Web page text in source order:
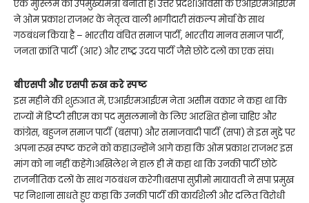
एक मुस्लिम को उपमुख्यमंत्री बनाती है। उत्तर प्रदेश।ओवैसी के एआईएमआईएम
ने ओम प्रकाश राजभर के नेतृत्व वाली भागीदारी संकल्प मोर्चा के साथ
गठबंधन किया है – भारतीय वंचित समाज पार्टी, भारतीय मानव समाज पार्टी,
जनता क्रांति पार्टी (आर) और राष्ट्र उदय पार्टी जैसे छोटे दलों का एक संघ।
बीएसपी और एसपी रुख करे स्पष्ट
इस महीने की शुरुआत में, एआईएमआईएम नेता असीम वकार ने कहा था कि
राज्यों में डिप्टी सीएम का पद मुसलमानों के लिए आरक्षित होना चाहिए और
कांग्रेस, बहुजन समाज पार्टी (बसपा) और समाजवादी पार्टी (सपा) से इस मुद्दे पर
अपना रुख स्पष्ट करने को कहा।उन्होंने आगे कहा कि ओम प्रकाश राजभर इस
मांग को ना नहीं कहेंगे।अखिलेश ने हाल ही में कहा था कि उनकी पार्टी छोटे
राजनीतिक दलों के साथ गठबंधन करेगी।बसपा सुप्रीमो मायावती ने सपा प्रमुख
पर निशाना साधते हुए कहा कि उनकी पार्टी की कार्यशैली और दलित विरोधी